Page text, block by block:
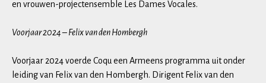
en vrouwen-projectensemble Les Dames Vocales.
Voorjaar 2024 – Felix van den Hombergh
Voorjaar 2024 voerde Coqu een Armeens programma uit onder
leiding van Felix van den Hombergh. Dirigent Felix van den